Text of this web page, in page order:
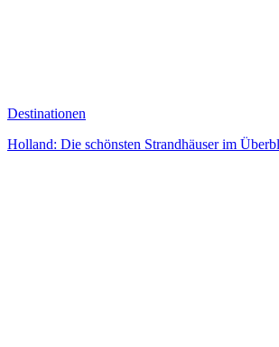
Destinationen
Holland: Die schönsten Strandhäuser im